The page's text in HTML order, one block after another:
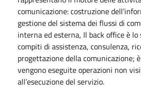
comunicazione: costruzione
gestione del sistema dei flussi di
interna ed esterna, Il back office è lo
compiti di assistenza, consulenza,
progettazione della comunicazione;
vengono eseguite operazioni non
all’esecuzione del servizio.